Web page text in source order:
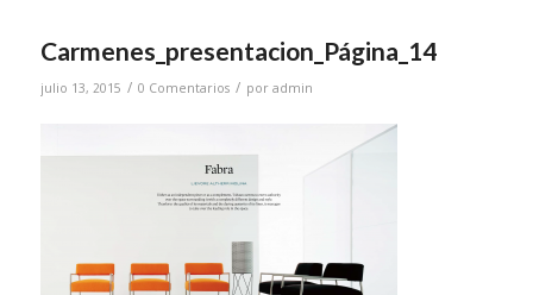
Carmenes_presentacion_Página_14
julio 13, 2015 / 0 Comentarios / por admin